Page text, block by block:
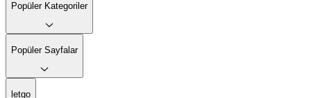
Popüler Kategoriler
Popüler Sayfalar
letgo